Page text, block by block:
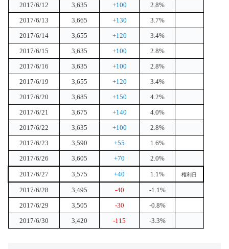
2017/6/12
3,635 +100
2.8%
2017/6/13
3,665 +130
3.7%
2017/6/14
3,655 +120
3.4%
2017/6/15
3,635 +100
2.8%
2017/6/16
3,635 +100
2.8%
2017/6/19
3,655 +120
3.4%
2017/6/20
3,685 +150
4.2%
2017/6/21
3,675 +140
4.0%
2017/6/22
3,635 +100
2.8%
2017/6/23
3,590 +55
1.6%
2017/6/26
3,605 +70 2.0%
2017/6/27 3,575 +40 1.1% 権利日
2017/6/28 3,495 -40
-1.1%
2017/6/29
3,505 -30
-0.8%
2017/6/30
3,420 -115 -3.3%